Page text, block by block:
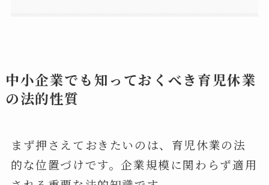
中小企業でも知っておくべき育児休業
の法的性質
まず押さえておきたいのは、育児休業の法
的な位置づけです。企業規模に関わらず適用